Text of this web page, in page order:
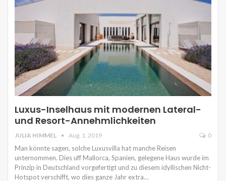
Luxus-Inselhaus mit modernen Lateral-
und Resort-Annehmlichkeiten
JULIA HIMMEL Aug. 1, 2019 0
Man könnte sagen, solche Luxusvilla hat manche Reisen
unternommen. Dies uff Mallorca, Spanien, gelegene Haus wurde im
Prinzip in Deutschland vorgefertigt und zu diesem idyllischen Nicht-
Hotspot verschifft, wo dies ganze Jahr extra…